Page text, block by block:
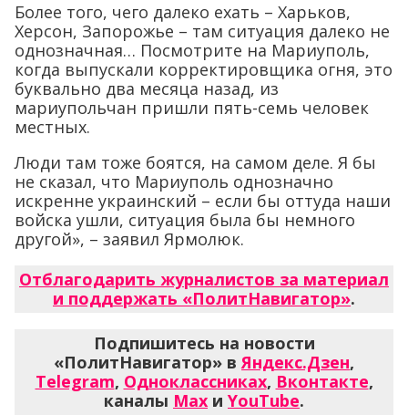
Более того, чего далеко ехать – Харьков,
Херсон, Запорожье – там ситуация далеко не
однозначная… Посмотрите на Мариуполь,
когда выпускали корректировщика огня, это
буквально два месяца назад, из
мариупольчан пришли пять-семь человек
местных.
Люди там тоже боятся, на самом деле. Я бы
не сказал, что Мариуполь однозначно
искренне украинский – если бы оттуда наши
войска ушли, ситуация была бы немного
другой», – заявил Ярмолюк.
Отблагодарить журналистов за материал
и поддержать «ПолитНавигатор».
Подпишитесь на новости
«ПолитНавигатор» вЯндекс.Дзен,
Telegram, Одноклассниках, Вконтакте,
каналы Max и YouTube.